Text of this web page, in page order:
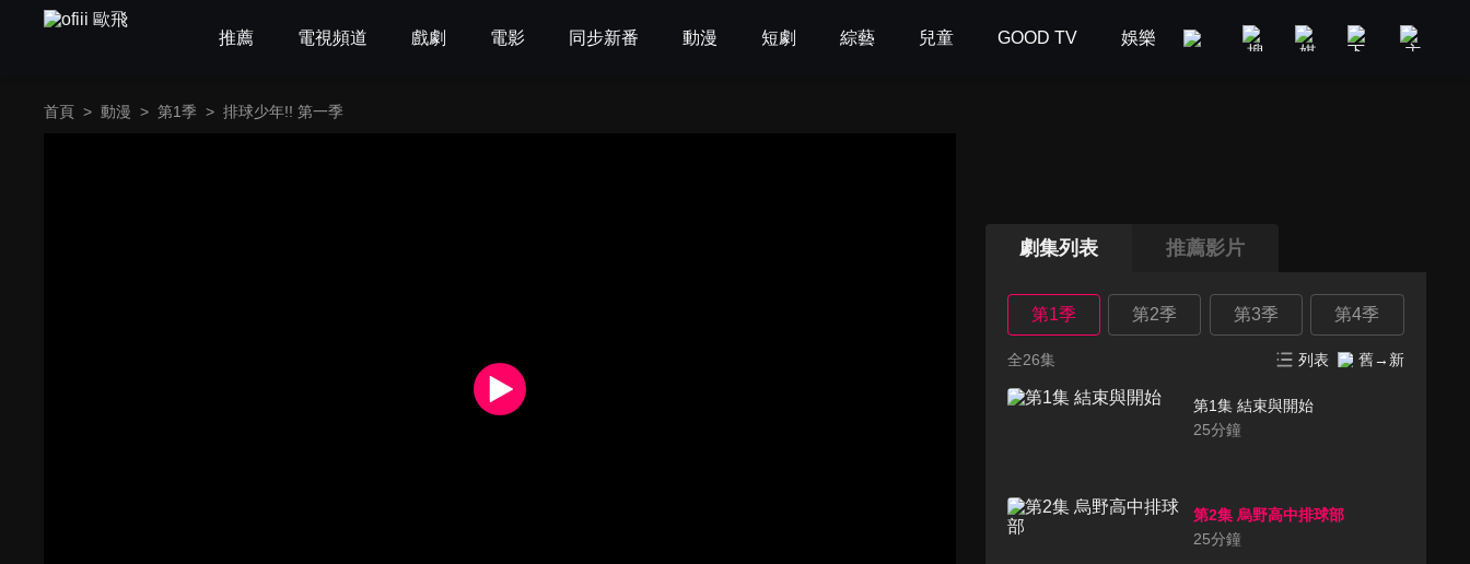
推薦 電視頻道 戲劇 電影 同步新番 動漫 短劇 綜藝 兒童 GOOD TV 娛樂 美食旅遊 新聞政論
首頁 > 動漫 > 第1季 > 排球少年!! 第一季
劇集列表 推薦影片
第1季 第2季 第3季 第4季
全26集 列表 舊→新
第1集 結束與開始
25分鐘
第2集 烏野高中排球部
25分鐘